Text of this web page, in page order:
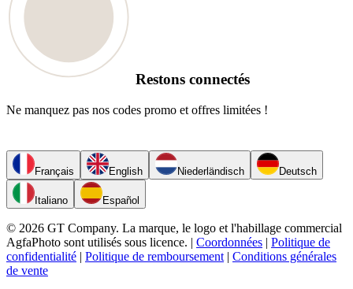
Restons connectés
Ne manquez pas nos codes promo et offres limitées !
Français English Niederländisch Deutsch
Italiano Español
© 2026 GT Company. La marque, le logo et l'habillage commercial
AgfaPhoto sont utilisés sous licence. | Coordonnées | Politique de
confidentialité | Politique de remboursement | Conditions générales
de vente